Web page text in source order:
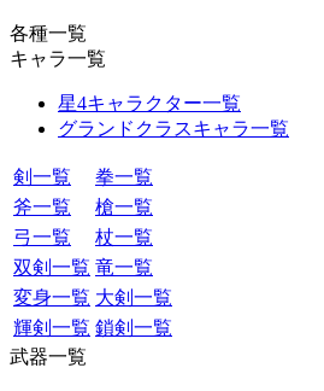
各種一覧
キャラ一覧
星4キャラクター一覧
グランドクラスキャラ一覧
剣一覧
拳一覧
斧一覧
槍一覧
弓一覧
杖一覧
双剣一覧 竜一覧
変身一覧 大剣一覧
輝剣一覧 鎖剣一覧
武器一覧